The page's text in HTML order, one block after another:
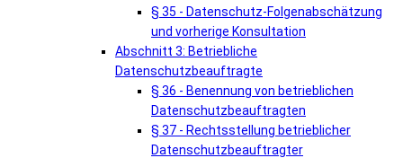
§ 35 - Datenschutz-Folgenabschätzung
und vorherige Konsultation
Abschnitt 3: Betriebliche
Datenschutzbeauftragte
§ 36 - Benennung von betrieblichen
Datenschutzbeauftragten
§ 37 - Rechtsstellung betrieblicher
Datenschutzbeauftragter